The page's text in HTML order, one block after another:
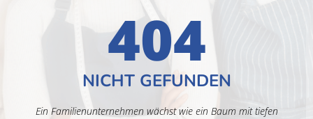
404
NICHT GEFUNDEN
Ein Familienunternehmen wächst wie ein Baum mit tiefen